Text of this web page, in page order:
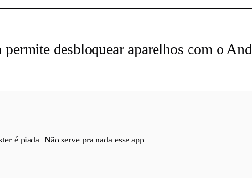
permite desbloquear aparelhos com o
é piada. Não serve pra nada esse app